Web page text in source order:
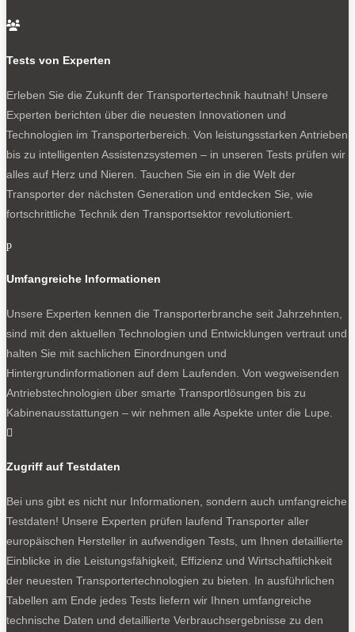
Weitere Modelle stammen von Bürstner, Carthago,
fünfstelligen Nachlässen gegenüber den Listenpreisen
NEWSLETTER
Bleiben Sie auf dem Laufenden
Erhalten Sie die neuesten News und Hinweise auf
aktuelle Tests direkt in Ihren Posteingang
Ich habe die
SOCIALS
Folgen

Tests von Experten
Erleben Sie die Zukunft der Transportertechnik hautnah! Unsere
Experten berichten über die neuesten Innovationen und
Technologien im Transporterbereich. Von leistungsstarken Antrieben
bis zu intelligenten Assistenzsystemen – in unseren Tests prüfen wir
alles auf Herz und Nieren. Tauchen Sie ein in die Welt der
Transporter der nächsten Generation und entdecken Sie, wie
fortschrittliche Technik den Transportsektor revolutioniert.
p
Umfangreiche Informationen
Unsere Experten kennen die Transporterbranche seit Jahrzehnten,
sind mit den aktuellen Technologien und Entwicklungen vertraut und
halten Sie mit sachlichen Einordnungen und
Hintergrundinformationen auf dem Laufenden. Von wegweisenden
Antriebstechnologien über smarte Transportlösungen bis zu
Kabinenausstattungen – wir nehmen alle Aspekte unter die Lupe.

Zugriff auf Testdaten
Bei uns gibt es nicht nur Informationen, sondern auch umfangreiche
Testdaten! Unsere Experten prüfen laufend Transporter aller
europäischen Hersteller in aufwendigen Tests, um Ihnen detaillierte
Einblicke in die Leistungsfähigkeit, Effizienz und Wirtschaftlichkeit
der neuesten Transportertechnologien zu bieten. In ausführlichen
Tabellen am Ende jedes Tests liefern wir Ihnen umfangreiche
technische Daten und detaillierte Verbrauchsergebnisse zu den